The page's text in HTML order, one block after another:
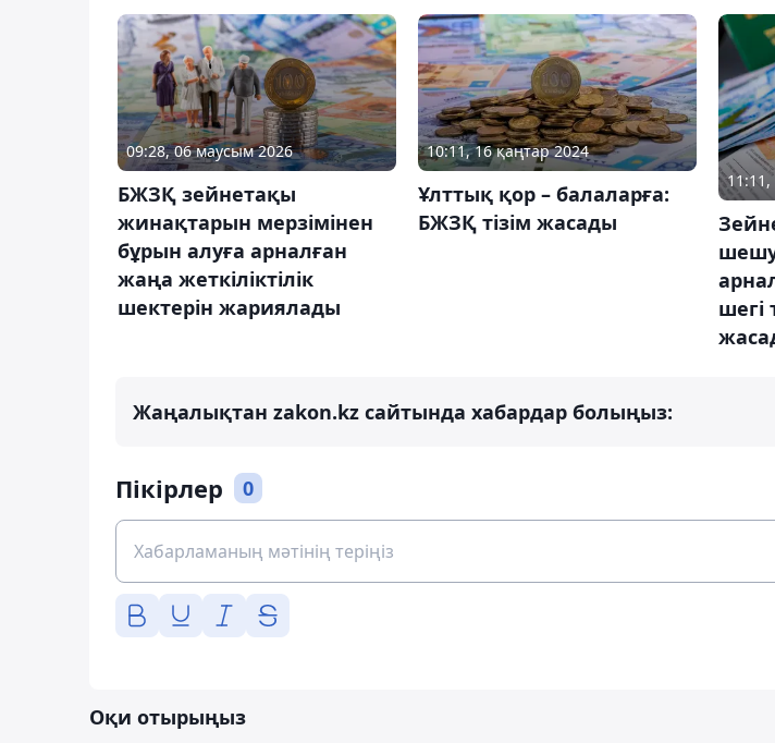
09:28, 06 маусым 2026
БЖЗҚ зейнетақы
жинақтарын мерзімінен
бұрын алуға арналған
жаңа жеткіліктілік
шектерін жариялады
10:11, 16 қаңтар 2024
Ұлттық қор – балаларға:
БЖЗҚ тізім жасады
шегі
Жаңалықтан zakon.kz сайтында хабардар болыңыз:
Пікірлер 0
Оқи отырыңыз